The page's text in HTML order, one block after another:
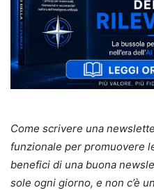
Come scrivere una
funzionale per promuovere
benefici di una buona
sole ogni giorno, e non c’è